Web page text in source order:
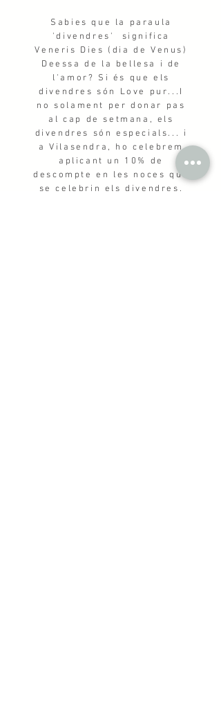
Sabies que la paraula
'divendres' significa
Veneris Dies (dia de Venus)
Deessa de la bellesa i de
l'amor? Si és que els
divendres són Love pur...I
no solament per donar pas
al cap de setmana, els
divendres són especials... i
a Vilasendra, ho celebrem
aplicant un 10% de
descompte en les noces que
se celebrin els divendres.